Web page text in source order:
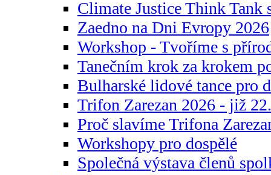
Climate Justice Think Tank
Zaedno na Dni Evropy 2026
Workshop - Tvoříme s
Tanečním krok za krokem
Bulharské lidové tance pro
Trifon Zarezan 2026 - již
Proč slavíme Trifona
Workshopy pro dospělé
Společná výstava členů